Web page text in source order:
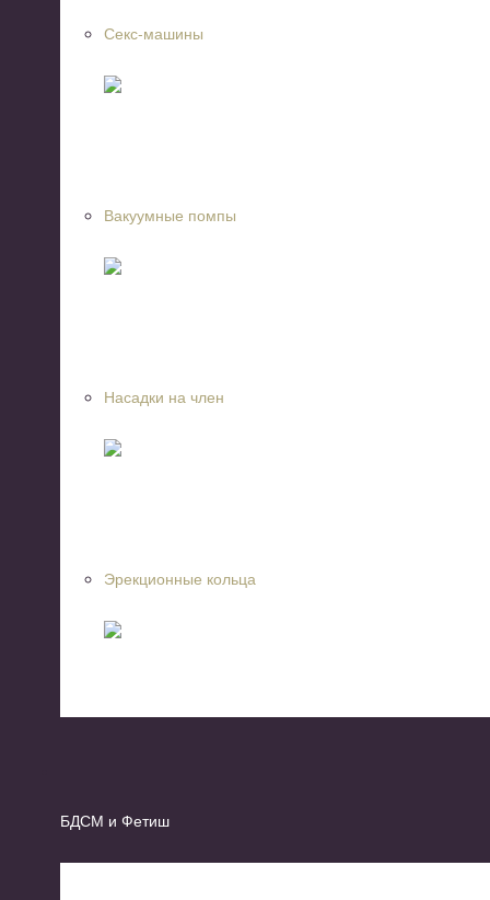
Секс-машины
Вакуумные помпы
Насадки на член
Эрекционные кольца
БДСМ и Фетиш